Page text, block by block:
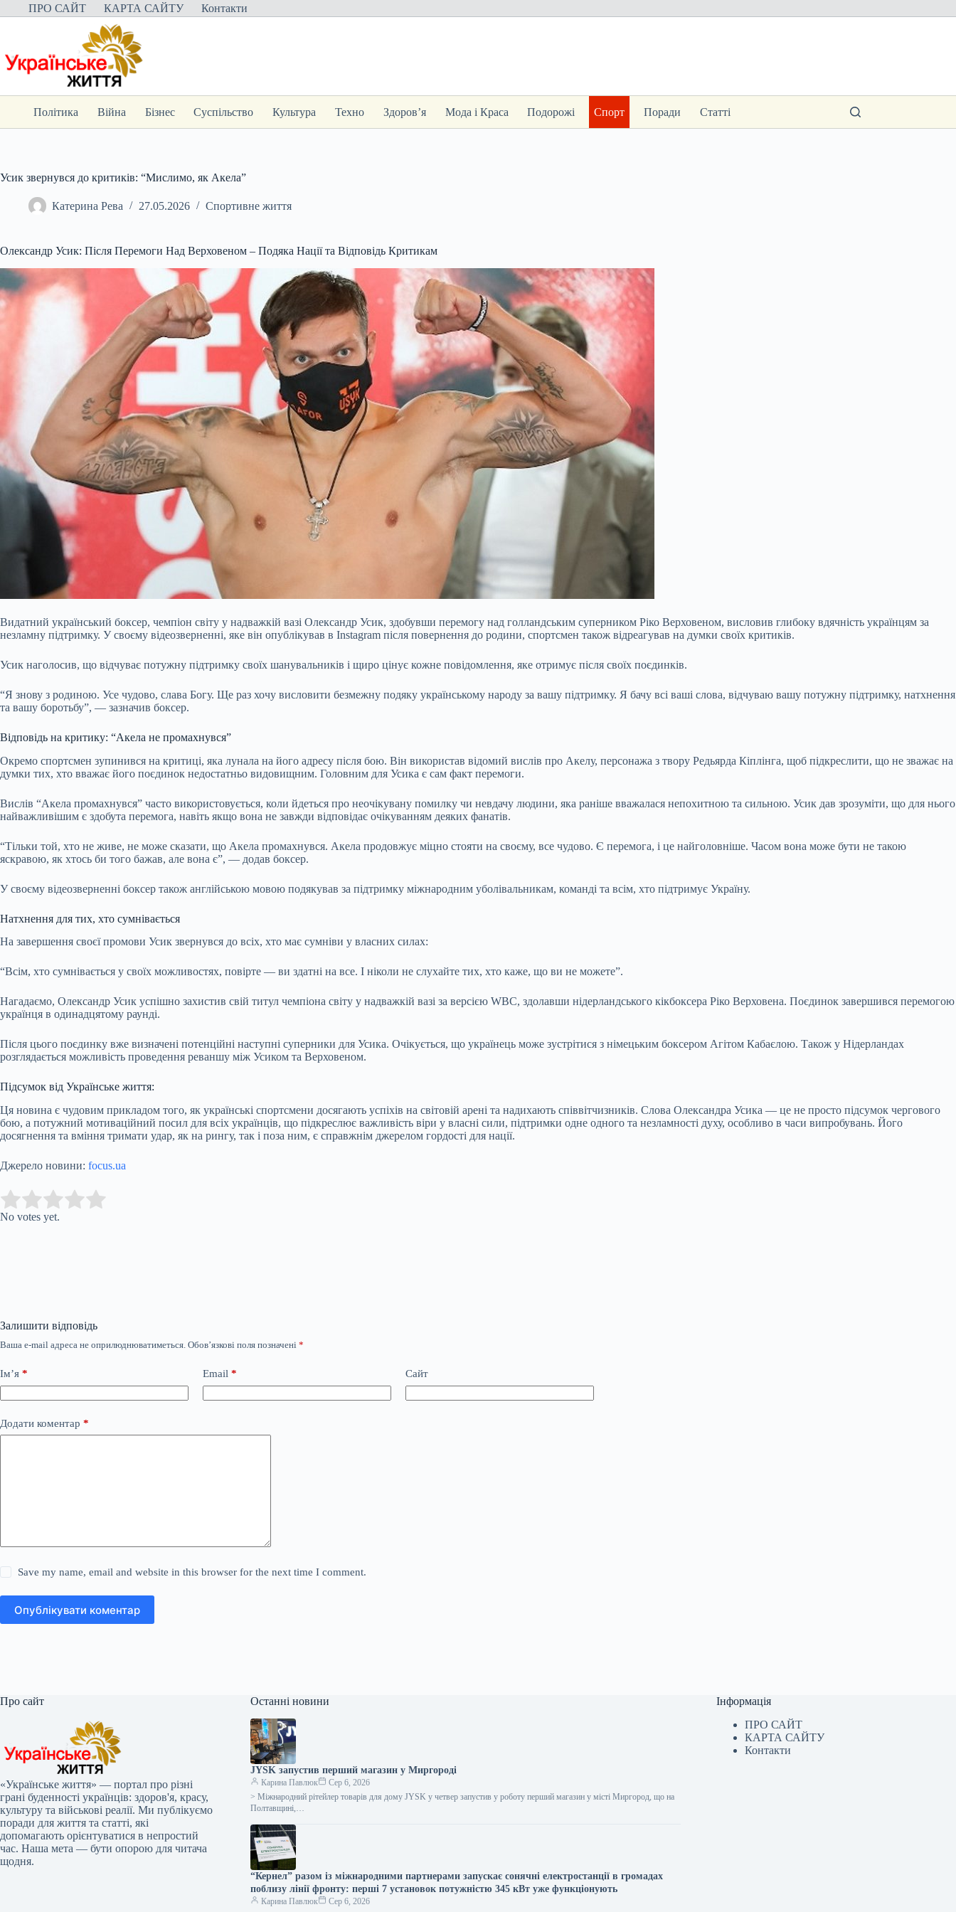
Перейти
до
ПРО САЙТ КАРТА САЙТУ Контакти
Політика Війна Бізнес Суспільство Культура Техно Здоров’я Мода і Краса Подорожі Спорт Поради Статті
Усик звернувся до критиків: “Мислимо, як Акела”
Катерина Рева 27.05.2026 Спортивне життя
Олександр Усик: Після Перемоги Над Верховеном – Подяка Нації та Відповідь Критикам
Видатний український боксер, чемпіон світу у надважкій вазі Олександр Усик, здобувши перемогу над голландським суперником Ріко Верховеном, висловив глибоку вдячність українцям за
незламну підтримку. У своєму відеозверненні, яке він опублікував в Instagram після повернення до родини, спортсмен також відреагував на думки своїх критиків.
Усик наголосив, що відчуває потужну підтримку своїх шанувальників і щиро цінує кожне повідомлення, яке отримує після своїх поєдинків.
“Я знову з родиною. Усе чудово, слава Богу. Ще раз хочу висловити безмежну подяку українському народу за вашу підтримку. Я бачу всі ваші слова, відчуваю вашу потужну підтримку, натхнення
та вашу боротьбу”, — зазначив боксер.
Відповідь на критику: “Акела не промахнувся”
Окремо спортсмен зупинився на критиці, яка лунала на його адресу після бою. Він використав відомий вислів про Акелу, персонажа з твору Редьярда Кіплінга, щоб підкреслити, що не зважає на
думки тих, хто вважає його поєдинок недостатньо видовищним. Головним для Усика є сам факт перемоги.
Вислів “Акела промахнувся” часто використовується, коли йдеться про неочікувану помилку чи невдачу людини, яка раніше вважалася непохитною та сильною. Усик дав зрозуміти, що для нього
найважливішим є здобута перемога, навіть якщо вона не завжди відповідає очікуванням деяких фанатів.
“Тільки той, хто не живе, не може сказати, що Акела промахнувся. Акела продовжує міцно стояти на своєму, все чудово. Є перемога, і це найголовніше. Часом вона може бути не такою
яскравою, як хтось би того бажав, але вона є”, — додав боксер.
У своєму відеозверненні боксер також англійською мовою подякував за підтримку міжнародним уболівальникам, команді та всім, хто підтримує Україну.
Натхнення для тих, хто сумнівається
На завершення своєї промови Усик звернувся до всіх, хто має сумніви у власних силах:
“Всім, хто сумнівається у своїх можливостях, повірте — ви здатні на все. І ніколи не слухайте тих, хто каже, що ви не можете”.
Нагадаємо, Олександр Усик успішно захистив свій титул чемпіона світу у надважкій вазі за версією WBC, здолавши нідерландського кікбоксера Ріко Верховена. Поєдинок завершився перемогою
українця в одинадцятому раунді.
Після цього поєдинку вже визначені потенційні наступні суперники для Усика. Очікується, що українець може зустрітися з німецьким боксером Агітом Кабаєлою. Також у Нідерландах
розглядається можливість проведення реваншу між Усиком та Верховеном.
Підсумок від Українське життя:
Ця новина є чудовим прикладом того, як українські спортсмени досягають успіхів на світовій арені та надихають співвітчизників. Слова Олександра Усика — це не просто підсумок чергового
бою, а потужний мотиваційний посил для всіх українців, що підкреслює важливість віри у власні сили, підтримки одне одного та незламності духу, особливо в часи випробувань. Його
досягнення та вміння тримати удар, як на рингу, так і поза ним, є справжнім джерелом гордості для нації.
Джерело новини: focus.ua
Rate this item:
No votes yet.
Залишити відповідь
Ваша e-mail адреса не оприлюднюватиметься. Обов’язкові поля позначені *
Ім’я * Email * Сайт
Додати коментар *
Save my name, email and website in this browser for the next time I comment.
Опублікувати коментар
Про сайт
«Українське життя» — портал про різні
грані буденності українців: здоров'я, красу,
культуру та військові реалії. Ми публікуємо
поради для життя та статті, які
допомагають орієнтуватися в непростий
час. Наша мета — бути опорою для читача
щодня.
Останні новини
JYSK запустив перший магазин у Миргороді
Карина Павлюк
Сер 6, 2026
> Міжнародний рітейлер товарів для дому JYSK у четвер запустив у роботу перший магазин у місті Миргород, що на
Полтавщині,…
“Кернел” разом із міжнародними партнерами запускає сонячні електростанції в громадах
поблизу лінії фронту: перші 7 установок потужністю 345 кВт уже функціонують
Карина Павлюк
Сер 6, 2026
Інформація
ПРО САЙТ
КАРТА САЙТУ
Контакти